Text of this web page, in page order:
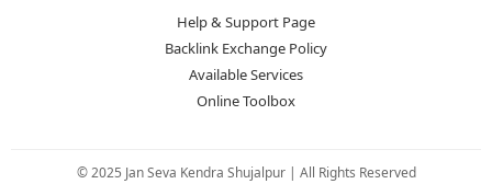
Help & Support Page
Backlink Exchange Policy
Available Services
Online Toolbox
© 2025 Jan Seva Kendra Shujalpur | All Rights Reserved